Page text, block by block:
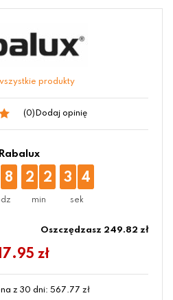
produkty
(0) Dodaj opinię
Rabalux
8 2 2 3 4
Oszczędzasz 249.82 zł
zł
z 30 dni: 567.77 zł